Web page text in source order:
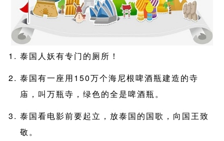
泰国人妖有专门的厕所！
泰国有一座用150万个海尼根啤酒瓶建造的寺
庙，叫万瓶寺，绿色的全是啤酒瓶。
泰国看电影前要起立，放泰国的国歌，向国王致
敬。